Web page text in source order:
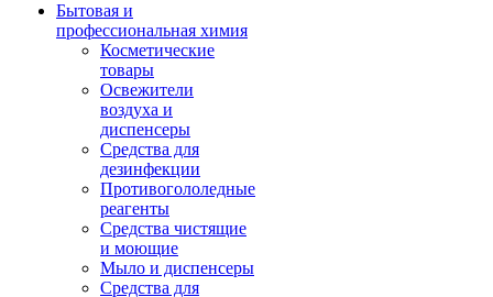
Бытовая и
профессиональная химия
Косметические
товары
Освежители
воздуха и
диспенсеры
Средства для
дезинфекции
Противогололедные
реагенты
Средства чистящие
и моющие
Мыло и диспенсеры
Средства для